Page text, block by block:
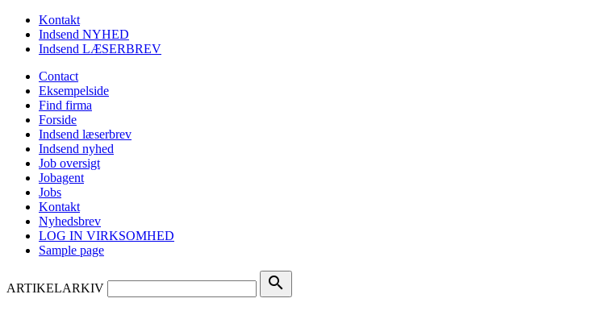
Kontakt
Indsend NYHED
Indsend LÆSERBREV
Contact
Eksempelside
Find firma
Forside
Indsend læserbrev
Indsend nyhed
Job oversigt
Jobagent
Jobs
Kontakt
Nyhedsbrev
LOG IN VIRKSOMHED
Sample page
ARTIKELARKIV search